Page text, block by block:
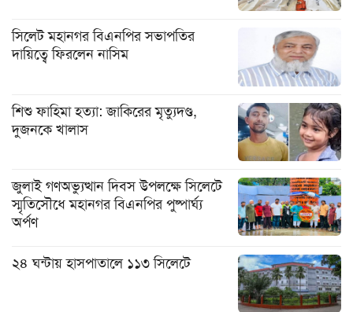
সিলেট মহানগর বিএনপির সভাপতির
দায়িত্বে ফিরলেন নাসিম
শিশু ফাহিমা হত্যা: জাকিরের মৃত্যুদণ্ড,
দুজনকে খালাস
জুলাই গণঅভ্যুত্থান দিবস উপলক্ষে সিলেটে
স্মৃতিসৌধে মহানগর বিএনপির পুষ্পার্ঘ্য
অর্পণ
২৪ ঘন্টায় হাসপাতালে ১১৩ সিলেটে